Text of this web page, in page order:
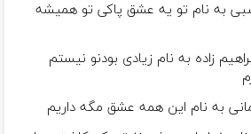
به نام تو یه عشق پاکی تو همیشه
زاده به نام زیادی بودنو نیستم
به نام این همه عشق مگه داریم